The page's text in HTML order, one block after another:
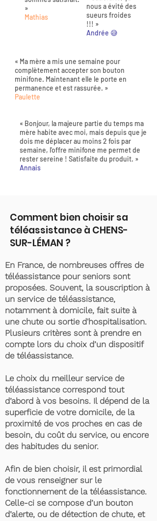
»
Mathias
nous a évité des
sueurs froides
!!! »
Andrée 😅
« Ma mère a mis une semaine pour
complètement accepter son bouton
minifone. Maintenant elle le porte en
permanence et est rassurée. »
Paulette
« Bonjour, la majeure partie du temps ma
mère habite avec moi, mais depuis que je
dois me déplacer au moins 2 fois par
semaine, l'offre minifone me permet de
rester sereine ! Satisfaite du produit. »
Annais
Comment bien choisir sa
téléassistance à CHENS-
SUR-LÉMAN ?
En France, de nombreuses offres de
téléassistance pour seniors sont
proposées. Souvent, la souscription à
un service de téléassistance,
notamment à domicile, fait suite à
une chute ou sortie d'hospitalisation.
Plusieurs critères sont à prendre en
compte lors du choix d’un dispositif
de téléassistance.
Le choix du meilleur service de
téléassistance correspond tout
d’abord à vos besoins. Il dépend de la
superficie de votre domicile, de la
proximité de vos proches en cas de
besoin, du coût du service, ou encore
des habitudes du senior.
Afin de bien choisir, il est primordial
de vous renseigner sur le
fonctionnement de la téléassistance.
Celle-ci se compose d’un bouton
d’alerte, ou de détection de chute, et